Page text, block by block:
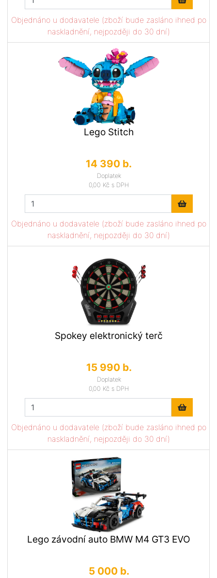
Objednáno u dodavatele (zboží bude zasláno ihned po
naskladnění, nejpozději do 30 dní)
Lego Stitch
14 390 b.
Doplatek
0,00 Kč s DPH
Objednáno u dodavatele (zboží bude zasláno ihned po
naskladnění, nejpozději do 30 dní)
Spokey elektronický terč
15 990 b.
Doplatek
0,00 Kč s DPH
Objednáno u dodavatele (zboží bude zasláno ihned po
naskladnění, nejpozději do 30 dní)
Lego závodní auto BMW M4 GT3 EVO
5 000 b.